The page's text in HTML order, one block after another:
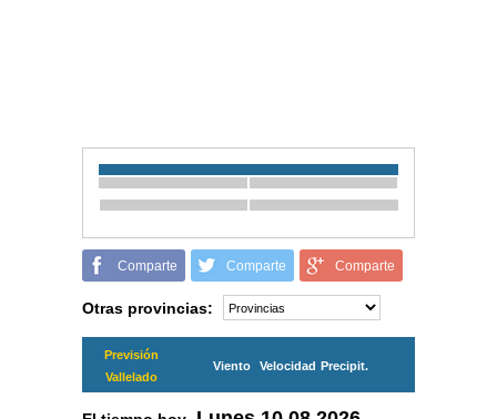
Comparte Comparte Comparte
Otras provincias:
Previsión
Vallelado
Viento Velocidad Precipit.